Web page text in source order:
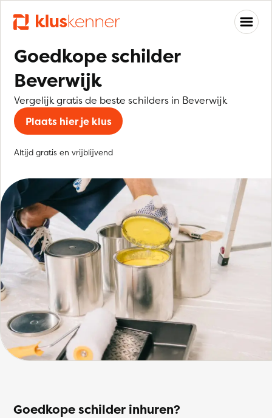
Goedkope schilder
Beverwijk
Vergelijk gratis de beste schilders in Beverwijk
Plaats hier je klus
Altijd gratis en vrijblijvend
Goedkope schilder inhuren?